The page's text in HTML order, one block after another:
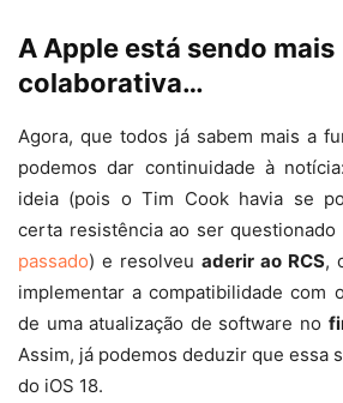
A Apple está sendo mais
colaborativa…
Agora, que todos já sabem mais a
podemos dar continuidade à
ideia (pois o Tim Cook havia se
certa resistência ao ser questionado
passado) e resolveu aderir ao RCS,
implementar a compatibilidade com
de uma atualização de software no
Assim, já podemos deduzir que essa
do iOS 18.